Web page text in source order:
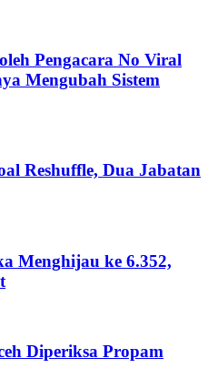
Pengacara No Viral
Mengubah Sistem
Reshuffle, Dua Jabatan
Menghijau ke 6.352,
Diperiksa Propam